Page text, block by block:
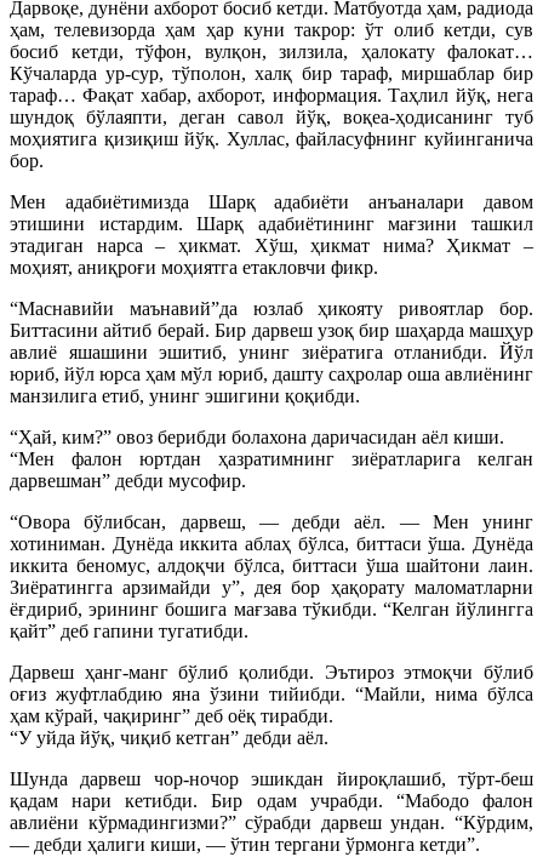
Дарвоқе, дунёни ахборот босиб кетди. Матбуотда ҳам, радиода
ҳам, телевизорда ҳам ҳар куни такрор: ўт олиб кетди, сув
босиб кетди, тўфон, вулқон, зилзила, ҳалокату фалокат…
Кўчаларда ур-сур, тўполон, халқ бир тараф, миршаблар бир
тараф… Фақат хабар, ахборот, информация. Таҳлил йўқ, нега
шундоқ бўлаяпти, деган савол йўқ, воқеа-ҳодисанинг туб
моҳиятига қизиқиш йўқ. Хуллас, файласуфнинг куйинганича
бор.
Мен адабиётимизда Шарқ адабиёти анъаналари давом
этишини истардим. Шарқ адабиётининг мағзини ташкил
этадиган нарса – ҳикмат. Хўш, ҳикмат нима? Ҳикмат –
моҳият, аниқроғи моҳиятга етакловчи фикр.
“Маснавийи маънавий”да юзлаб ҳикояту ривоятлар бор.
Биттасини айтиб берай. Бир дарвеш узоқ бир шаҳарда машҳур
авлиё яшашини эшитиб, унинг зиёратига отланибди. Йўл
юриб, йўл юрса ҳам мўл юриб, дашту саҳролар оша авлиёнинг
манзилига етиб, унинг эшигини қоқибди.
“Ҳай, ким?” овоз берибди болахона даричасидан аёл киши.
“Мен фалон юртдан ҳазратимнинг зиёратларига келган
дарвешман” дебди мусофир.
“Овора бўлибсан, дарвеш, — дебди аёл. — Мен унинг
хотиниман. Дунёда иккита аблаҳ бўлса, биттаси ўша. Дунёда
иккита беномус, алдоқчи бўлса, биттаси ўша шайтони лаин.
Зиёратингга арзимайди у”, дея бор ҳақорату маломатларни
ёғдириб, эрининг бошига мағзава тўкибди. “Келган йўлингга
қайт” деб гапини тугатибди.
Дарвеш ҳанг-манг бўлиб қолибди. Эътироз этмоқчи бўлиб
оғиз жуфтлабдию яна ўзини тийибди. “Майли, нима бўлса
ҳам кўрай, чақиринг” деб оёқ тирабди.
“У уйда йўқ, чиқиб кетган” дебди аёл.
Шунда дарвеш чор-ночор эшикдан йироқлашиб, тўрт-беш
қадам нари кетибди. Бир одам учрабди. “Мабодо фалон
авлиёни кўрмадингизми?” сўрабди дарвеш ундан. “Кўрдим,
— дебди ҳалиги киши, — ўтин тергани ўрмонга кетди”.